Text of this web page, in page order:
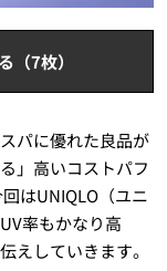
（7枚）
パに優れた良品が
」高いコストパフ
はUNIQLO（ユニ
率もかなり高
えしていきます。